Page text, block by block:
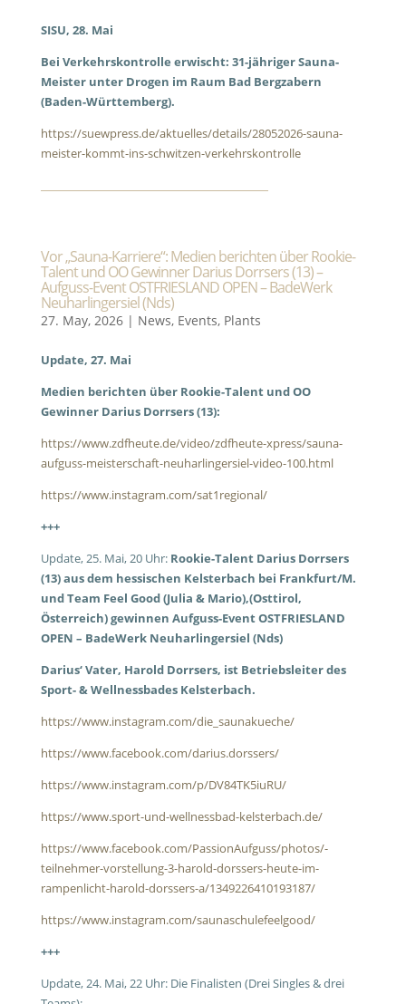
SISU, 28. Mai
Bei Verkehrskontrolle erwischt: 31-jähriger Sauna-
Meister unter Drogen im Raum Bad Bergzabern
(Baden-Württemberg).
https://suewpress.de/aktuelles/details/28052026-sauna-
meister-kommt-ins-schwitzen-verkehrskontrolle
Vor „Sauna-Karriere“: Medien berichten über Rookie-
Talent und OO Gewinner Darius Dorrsers (13) –
Aufguss-Event OSTFRIESLAND OPEN – BadeWerk
Neuharlingersiel (Nds)
27. May, 2026| News, Events, Plants
Update, 27. Mai
Medien berichten über Rookie-Talent und OO
Gewinner Darius Dorrsers (13):
https://www.zdfheute.de/video/zdfheute-xpress/sauna-
aufguss-meisterschaft-neuharlingersiel-video-100.html
https://www.instagram.com/sat1regional/
+++
Update, 25. Mai, 20 Uhr: Rookie-Talent Darius Dorrsers
(13) aus dem hessischen Kelsterbach bei Frankfurt/M.
und Team Feel Good (Julia & Mario),(Osttirol,
Österreich) gewinnen Aufguss-Event OSTFRIESLAND
OPEN – BadeWerk Neuharlingersiel (Nds)
Darius‘ Vater, Harold Dorrsers, ist Betriebsleiter des
Sport- & Wellnessbades Kelsterbach.
https://www.instagram.com/die_saunakueche/
https://www.facebook.com/darius.dorssers/
https://www.instagram.com/p/DV84TK5iuRU/
https://www.sport-und-wellnessbad-kelsterbach.de/
https://www.facebook.com/PassionAufguss/photos/-
teilnehmer-vorstellung-3-harold-dorssers-heute-im-
rampenlicht-harold-dorssers-a/1349226410193187/
https://www.instagram.com/saunaschulefeelgood/
+++
Update, 24. Mai, 22 Uhr: Die Finalisten (Drei Singles & drei